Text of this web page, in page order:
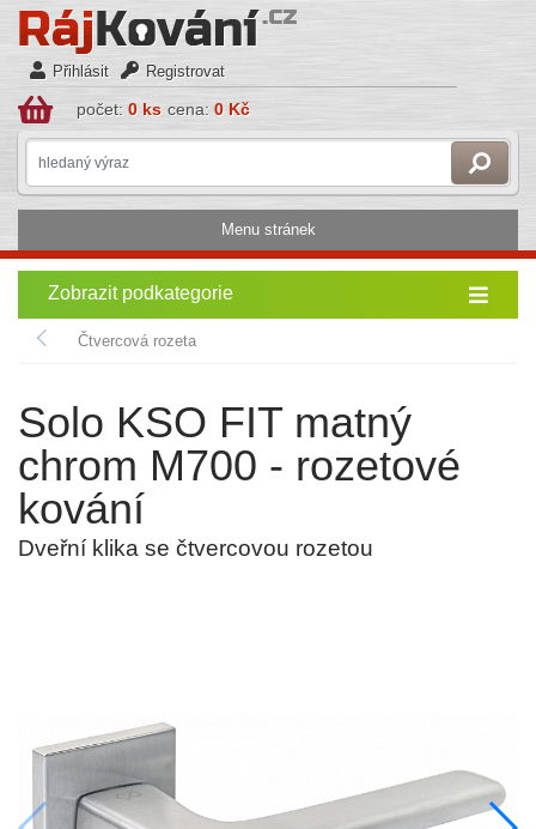
Přihlásit Registrovat
počet: 0 ks cena: 0 Kč
Menu stránek
Zobrazit podkategorie
Čtvercová rozeta
Solo KSO FIT matný
chrom M700 - rozetové
kování
Dveřní klika se čtvercovou rozetou